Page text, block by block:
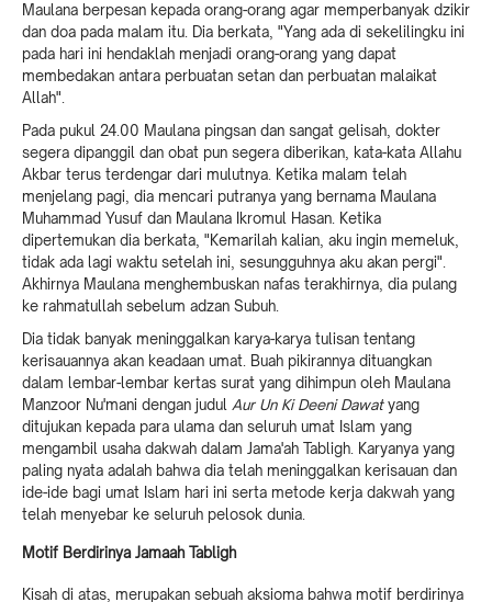
Maulana berpesan kepada orang-orang agar memperbanyak dzikir
dan doa pada malam itu. Dia berkata, "Yang ada di sekelilingku ini
pada hari ini hendaklah menjadi orang-orang yang dapat
membedakan antara perbuatan setan dan perbuatan malaikat
Allah".
Pada pukul 24.00 Maulana pingsan dan sangat gelisah, dokter
segera dipanggil dan obat pun segera diberikan, kata-kata Allahu
Akbar terus terdengar dari mulutnya. Ketika malam telah
menjelang pagi, dia mencari putranya yang bernama Maulana
Muhammad Yusuf dan Maulana Ikromul Hasan. Ketika
dipertemukan dia berkata, "Kemarilah kalian, aku ingin memeluk,
tidak ada lagi waktu setelah ini, sesungguhnya aku akan pergi".
Akhirnya Maulana menghembuskan nafas terakhirnya, dia pulang
ke rahmatullah sebelum adzan Subuh.
Dia tidak banyak meninggalkan karya-karya tulisan tentang
kerisauannya akan keadaan umat. Buah pikirannya dituangkan
dalam lembar-lembar kertas surat yang dihimpun oleh Maulana
Manzoor Nu'mani dengan judul Aur Un Ki Deeni Dawatyang
ditujukan kepada para ulama dan seluruh umat Islam yang
mengambil usaha dakwah dalam Jama'ah Tabligh. Karyanya yang
paling nyata adalah bahwa dia telah meninggalkan kerisauan dan
ide-ide bagi umat Islam hari ini serta metode kerja dakwah yang
telah menyebar ke seluruh pelosok dunia.
Motif Berdirinya Jamaah Tabligh
Kisah di atas, merupakan sebuah aksioma bahwa motif berdirinya